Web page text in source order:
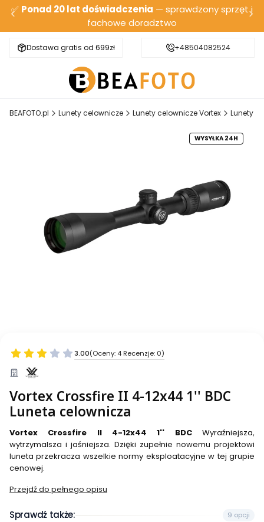
✅ Ponad 20 lat doświadczenia — sprawdzony sprzęt i
fachowe doradztwo
Dostawa gratis od 699zł Bezpieczna wysyłka
+48504082524
BEAFOTO.pl Lunety celownicze Lunety celownicze Vortex Lunety
WYSYŁKA 24H
3.00(Oceny: 4 Recenzje: 0)
Vortex Crossfire II 4-12x44 1'' BDC
Luneta celownicza
Vortex Crossfire II 4-12x44 1'' BDCWyraźniejsza,
wytrzymalsza i jaśniejsza. Dzięki zupełnie nowemu projektowi
luneta przekracza wszelkie normy eksploatacyjne w tej grupie
cenowej.
Przejdź do pełnego opisu
Sprawdź także: 9 opcji